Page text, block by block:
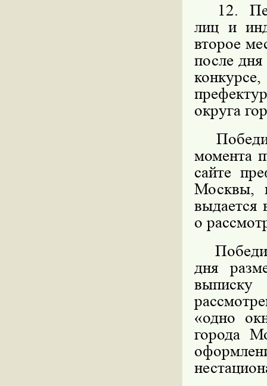
12.
лиц и
второе
после дня
округа
момента
сайте
Москвы,
выдается
о
дня
«одно
города